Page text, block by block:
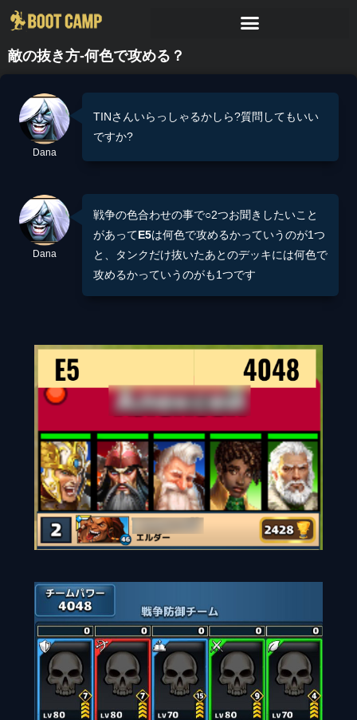
敵の抜き方-何色で攻める？
Dana
TINさんいらっしゃるかしら?質問してもいい
ですか?
Dana
戦争の色合わせの事で○2つお聞きしたいこと
があってE5は何色で攻めるかっていうのが1つ
と、タンクだけ抜いたあとのデッキには何色で
攻めるかっていうのがも1つです